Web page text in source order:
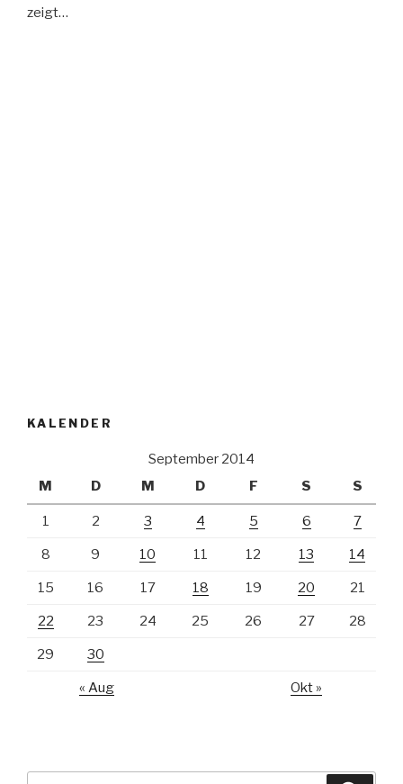
zeigt…
KALENDER
September 2014
M
D M D F S S
1 2 3 4 5 6 7
8 9 10 11 12 13 14
15 16 17 18 19 20 21
22 23 24 25 26 27 28
29 30
« Aug Okt »